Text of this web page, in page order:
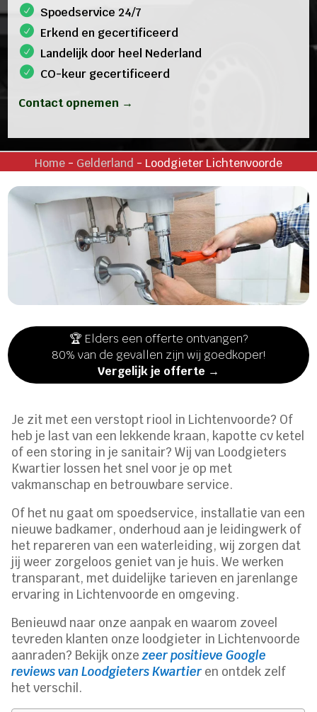
Spoedservice 24/7
Erkend en gecertificeerd
Landelijk door heel Nederland
CO-keur gecertificeerd
Contact opnemen →
Home- Gelderland - Loodgieter Lichtenvoorde
🏆 Elders een offerte ontvangen?
80% van de gevallen zijn wij goedkoper!
Vergelijk je offerte →
Je zit met een verstopt riool in Lichtenvoorde? Of
heb je last van een lekkende kraan, kapotte cv ketel
of een storing in je sanitair? Wij van Loodgieters
Kwartier lossen het snel voor je op met
vakmanschap en betrouwbare service.
Of het nu gaat om spoedservice, installatie van een
nieuwe badkamer, onderhoud aan je leidingwerk of
het repareren van een waterleiding, wij zorgen dat
jij weer zorgeloos geniet van je huis. We werken
transparant, met duidelijke tarieven en jarenlange
ervaring in Lichtenvoorde en omgeving.
Benieuwd naar onze aanpak en waarom zoveel
tevreden klanten onze loodgieter in Lichtenvoorde
aanraden? Bekijk onzezeer positieve Google
reviews van Loodgieters Kwartier en ontdek zelf
het verschil.